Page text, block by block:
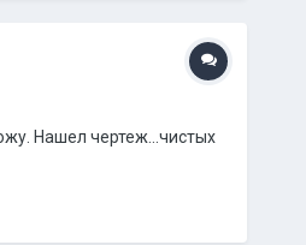
Нашел чертеж...чистых